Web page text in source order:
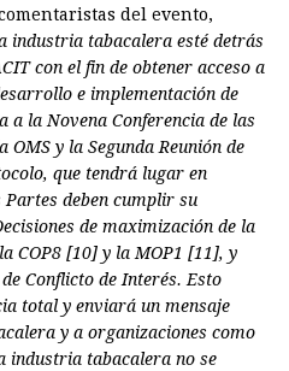
del evento,
industria tabacalera esté detrás
con el fin de obtener acceso a
e implementación de
a la Novena Conferencia de las
OMS y la Segunda Reunión de
que tendrá lugar en
deben cumplir su
de maximización de la
COP8 [10] y la MOP1 [11], y
Conflicto de Interés. Esto
total y enviará un mensaje
y a organizaciones como
industria tabacalera no se